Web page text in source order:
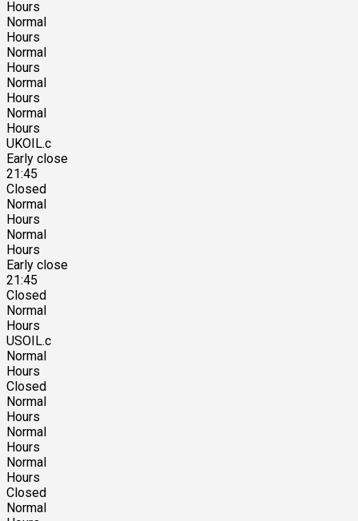
Hours
Normal
Hours
Normal
Hours
Normal
Hours
Normal
Hours
UKOIL.c
Early close
21:45
Closed
Normal
Hours
Normal
Hours
Early close
21:45
Closed
Normal
Hours
USOIL.c
Normal
Hours
Closed
Normal
Hours
Normal
Hours
Normal
Hours
Closed
Normal